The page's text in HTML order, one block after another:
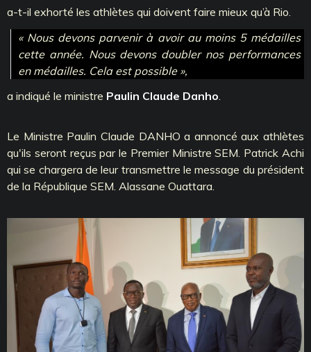
a-t-il exhorté les athlètes qui doivent faire mieux qu’à Rio.
« Nous devons parvenir à avoir au moins 5 médailles
cette année. Nous devons doubler nos performances
en médailles. Cela est possible »,
a indiqué le ministre Paulin Claude Danho.
Le Ministre Paulin Claude DANHO a annoncé aux athlètes
qu'ils seront reçus par le Premier Ministre SEM. Patrick Achi
qui se chargera de leur transmettre le message du président
de la République SEM. Alassane Ouattara.